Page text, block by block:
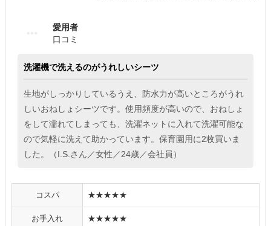
愛用者
口コミ
洗濯機で洗えるのがうれしいシーツ
生地がしっかりしているうえ、防水力が高いところがうれ
しいおねしょシーツです。使用頻度が高いので、おねしょ
をして濡れてしまっても、洗濯ネットに入れて洗濯可能な
ので気軽に洗えて助かっています。保育園用に2枚買いま
した。（I.S.さん／女性／24歳／会社員）
コスパ ★★★★★
お手入れ ★★★★★